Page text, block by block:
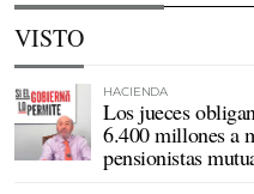
VISTO
HACIENDA
Los jueces
6.400 millones a
pensionistas